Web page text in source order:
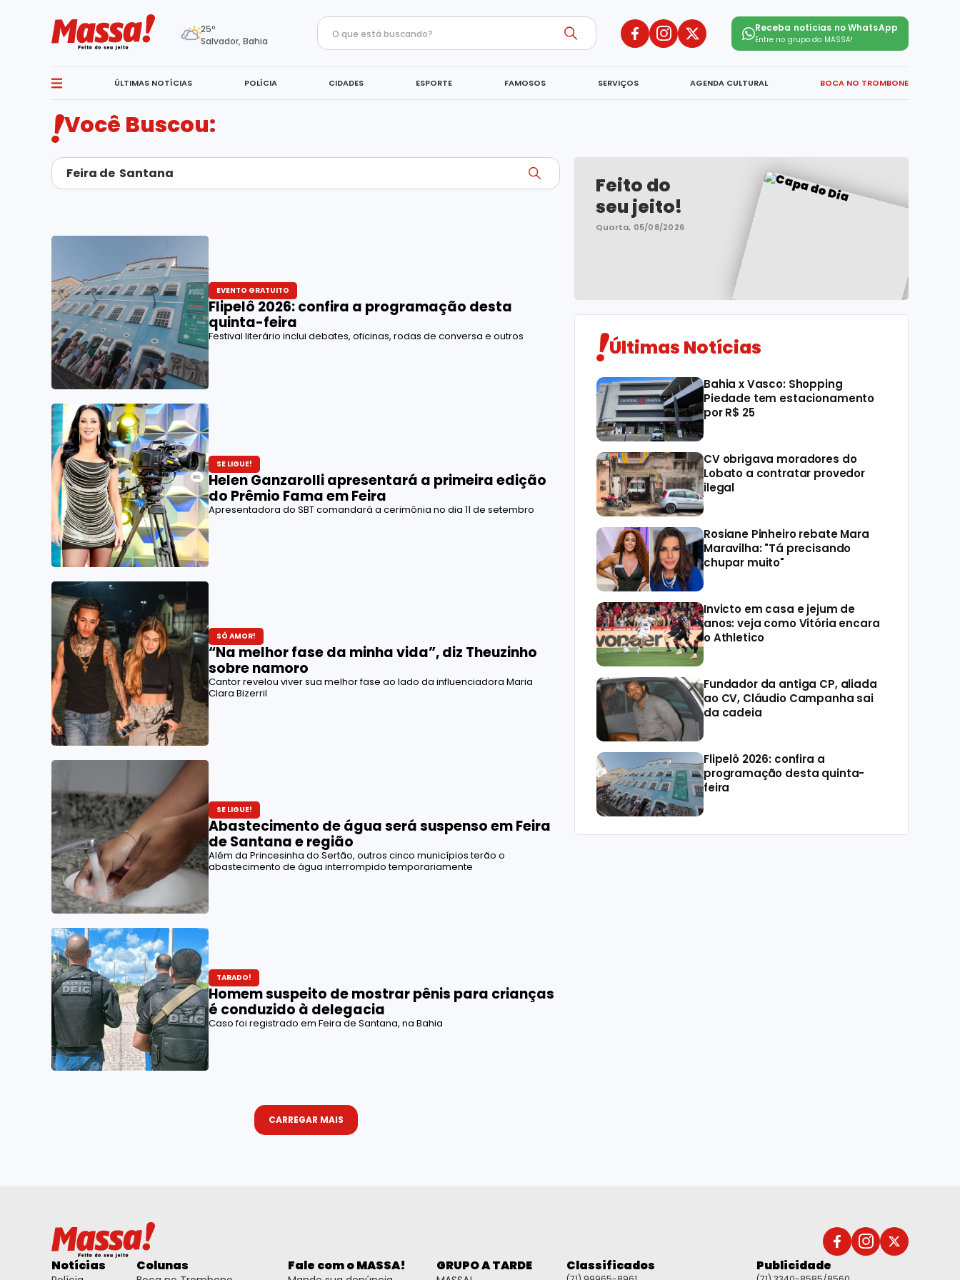
25º
Salvador, Bahia
Receba notícias no WhatsApp
Entre no grupo do MASSA!
ÚLTIMAS NOTÍCIAS POLÍCIA CIDADES ESPORTE FAMOSOS SERVIÇOS AGENDA CULTURAL BOCA NO TROMBONE
Você Buscou:
Feito do
seu jeito!
Quarta, 05/08/2026
EVENTO GRATUITO
Flipelô 2026: confira a programação desta
quinta-feira
Festival literário inclui debates, oficinas, rodas de conversa e outros Últimas Notícias
Bahia x Vasco: Shopping
Piedade tem estacionamento
por R$ 25
CV obrigava moradores do
Lobato a contratar provedor
ilegal
Rosiane Pinheiro rebate Mara
Maravilha: "Tá precisando
chupar muito"
Invicto em casa e jejum de
anos: veja como Vitória encara
o Athletico
Fundador da antiga CP, aliada
ao CV, Cláudio Campanha sai
da cadeia
Flipelô 2026: confira a
programação desta quinta-
feira
SE LIGUE!
Helen Ganzarolli apresentará a primeira edição
do Prêmio Fama em Feira
Apresentadora do SBT comandará a cerimônia no dia 11 de setembro
SÓ AMOR!
“Na melhor fase da minha vida”, diz Theuzinho
sobre namoro
Cantor revelou viver sua melhor fase ao lado da influenciadora Maria
Clara Bizerril
SE LIGUE!
Abastecimento de água será suspenso em Feira
de Santana e região
Além da Princesinha do Sertão, outros cinco municípios terão o
abastecimento de água interrompido temporariamente
TARADO!
Homem suspeito de mostrar pênis para crianças
é conduzido à delegacia
Caso foi registrado em Feira de Santana, na Bahia
CARREGAR MAIS
Notícias Colunas Fale com o MASSA! GRUPO A TARDE Classificados Publicidade